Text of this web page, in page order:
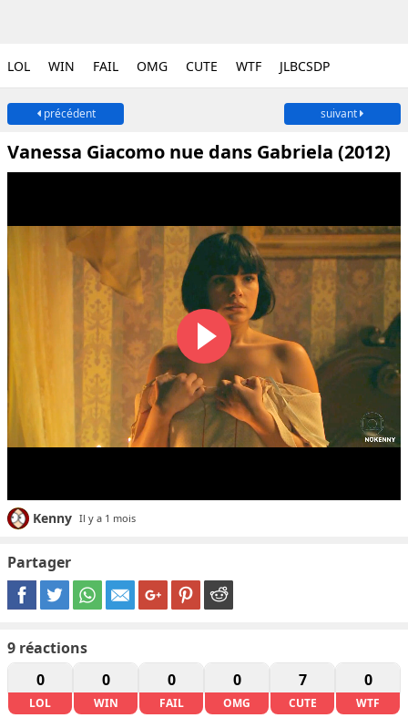
LOL WIN FAIL OMG CUTE WTF JLBCSDP
précédent suivant
Vanessa Giacomo nue dans Gabriela (2012)
Kenny Il y a 1 mois
Partager
9 réactions
0
LOL
0
WIN
0
FAIL
0
OMG
7
CUTE
0
WTF